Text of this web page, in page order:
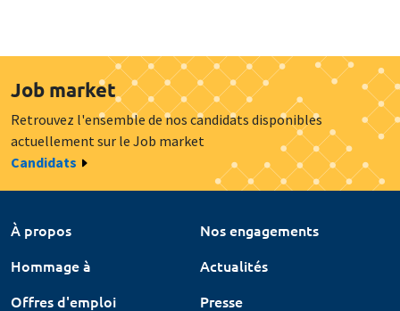
Job market
Retrouvez l'ensemble de nos candidats disponibles
actuellement sur le Job market
Candidats
À propos
Nos engagements
Hommage à
Actualités
Offres d'emploi
Presse